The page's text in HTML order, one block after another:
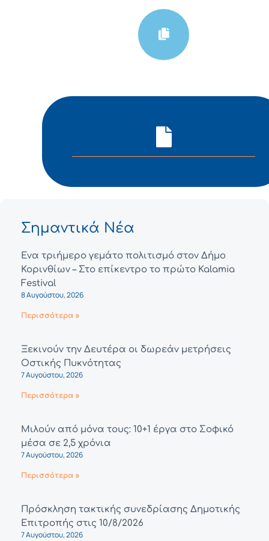
Σημαντικά Νέα
Ένα τριήμερο γεμάτο πολιτισμό στον Δήμο
Κορινθίων – Στο επίκεντρο το πρώτο Kalamia
Festival
8 Αυγούστου, 2026
Περισσότερα »
Ξεκινούν την Δευτέρα οι δωρεάν μετρήσεις
Οστικής Πυκνότητας
7 Αυγούστου, 2026
Περισσότερα »
Μιλούν από μόνα τους: 10+1 έργα στο Σοφικό
μέσα σε 2,5 χρόνια
7 Αυγούστου, 2026
Περισσότερα »
Πρόσκληση τακτικής συνεδρίασης Δημοτικής
Επιτροπής στις 10/8/2026
7 Αυγούστου, 2026